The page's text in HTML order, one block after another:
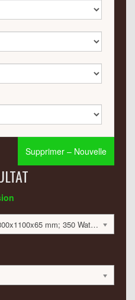
Supprimer – Nouvelle
Type: Électrique; Dimension: 300x1100x65 mm; 350 Watt:; 1458 €